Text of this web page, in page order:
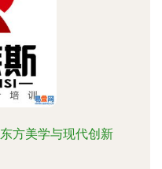
方美学与现代创新